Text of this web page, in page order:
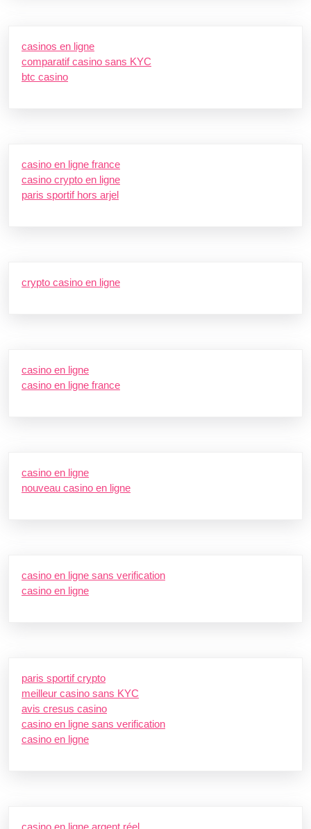
casinos en ligne
comparatif casino sans KYC
btc casino
casino en ligne france
casino crypto en ligne
paris sportif hors arjel
crypto casino en ligne
casino en ligne
casino en ligne france
casino en ligne
nouveau casino en ligne
casino en ligne sans verification
casino en ligne
paris sportif crypto
meilleur casino sans KYC
avis cresus casino
casino en ligne sans verification
casino en ligne
casino en ligne argent réel